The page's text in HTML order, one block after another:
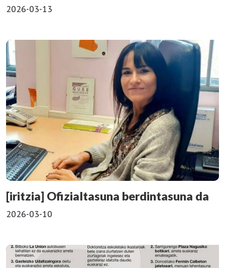
2026-03-13
[iritzia] Ofizialtasuna berdintasuna da
2026-03-10